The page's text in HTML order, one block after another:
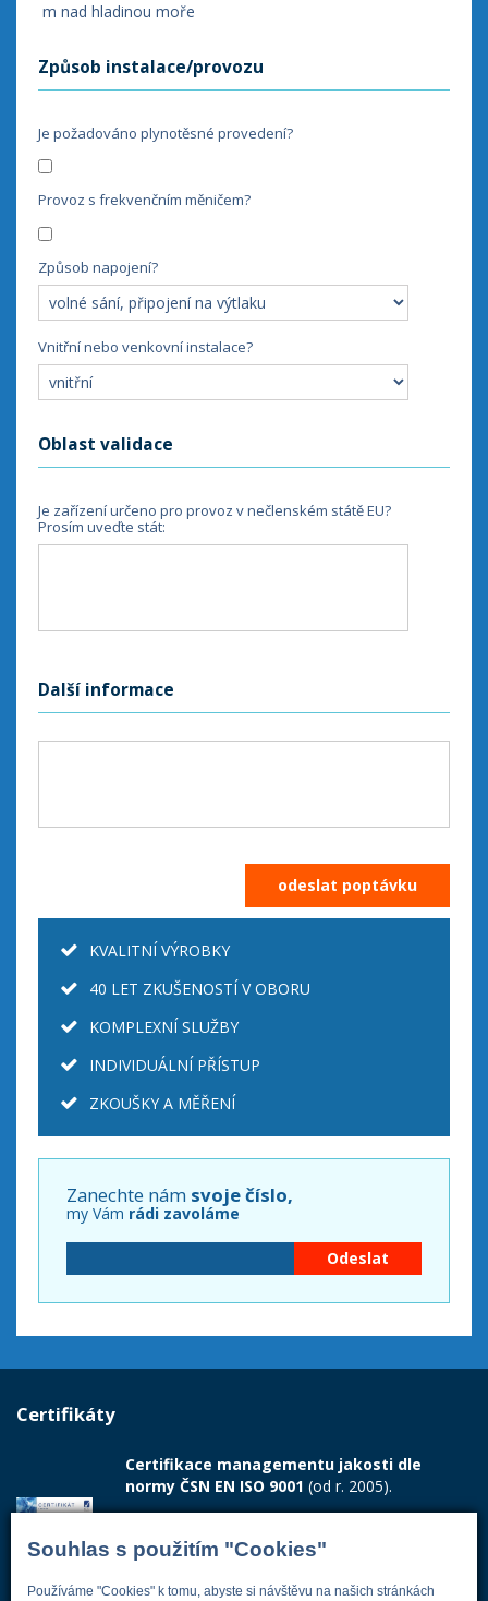
Souhlas s použitím "Cookies"
Používáme "Cookies" k tomu, abyste si návštěvu na našich stránkách
m nad hladinou moře
Způsob instalace/provozu
Je požadováno plynotěsné provedení?
Provoz s frekvenčním měničem?
Způsob napojení?
Vnitřní nebo venkovní instalace?
Oblast validace
Je zařízení určeno pro provoz v nečlenském státě EU?
Prosím uveďte stát:
Další informace
KVALITNÍ VÝROBKY
40 LET ZKUŠENOSTÍ V OBORU
KOMPLEXNÍ SLUŽBY
INDIVIDUÁLNÍ PŘÍSTUP
ZKOUŠKY A MĚŘENÍ
Zanechte nám svoje číslo,
my Vám rádi zavoláme
Certifikáty
Certifikace managementu jakosti dle
normy ČSN EN ISO 9001 (od r. 2005).
C Certification s.r.o. a potvrzuje, že zavedený
požadavkům ČSN EN ISO 9001:2015.